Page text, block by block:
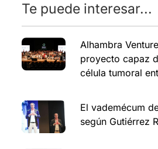
Te puede interesar...
Alhambra
proyecto capaz
célula tumoral
El vademécum
según Gutiérrez